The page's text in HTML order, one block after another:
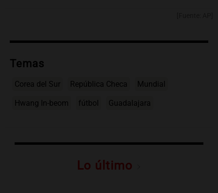
Temas
Corea del Sur República Checa Mundial
Hwang In-beom fútbol Guadalajara
Lo último